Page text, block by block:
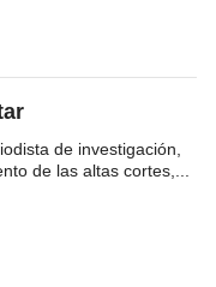
de investigación,
de las altas cortes,